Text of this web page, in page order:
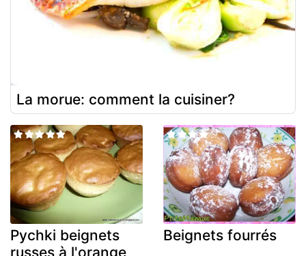
La morue: comment la cuisiner?
Pychki beignets
russes à l'orange
Beignets fourrés